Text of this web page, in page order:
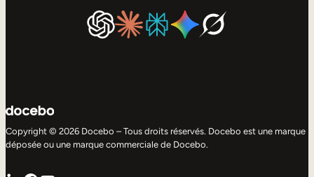
Copyright © 2026 Docebo – Tous droits réservés. Docebo est une marque
déposée ou une marque commerciale de Docebo.